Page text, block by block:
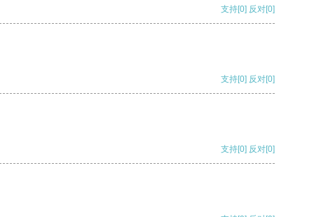
支持[0] 反对[0]
支持[0] 反对[0]
支持[0] 反对[0]